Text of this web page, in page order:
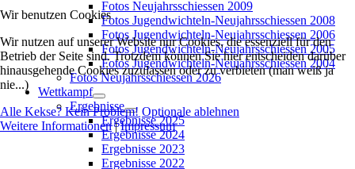
Fotos Neujahrsschiessen 2009
Fotos Jugendwichteln-Neujahrsschiessen 2008
Fotos Jugendwichteln-Neujahrsschiessen 2006
Fotos Jugendwichteln-Neujahrsschiessen 2005
Fotos Jugendwichteln-Neujahrsschiessen 2004
Fotos Neujahrsschiessen 2026
Wettkampf
Ergebnisse
Ergebnisse 2025
Ergebnisse 2024
Ergebnisse 2023
Ergebnisse 2022
Wir benutzen Cookies
Wir nutzen auf unserer Website nur Cookies, die essenziell für den
Betrieb der Seite sind. Trotzdem können Sie hier entscheiden darüber
hinausgehende Cookies zuzulassen oder zu verbieten (man weiß ja
nie...)
Alle Kekse? Kein Problem! Optionale ablehnen
Weitere Informationen|Impressum